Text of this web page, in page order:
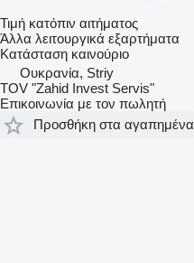
Τιμή κατόπιν αιτήματος
Άλλα λειτουργικά εξαρτήματα
Κατάσταση καινούριο
Ουκρανία, Striy
TOV "Zahid Invest Servis"
Επικοινωνία με τον πωλητή
Προσθήκη στα αγαπημένα